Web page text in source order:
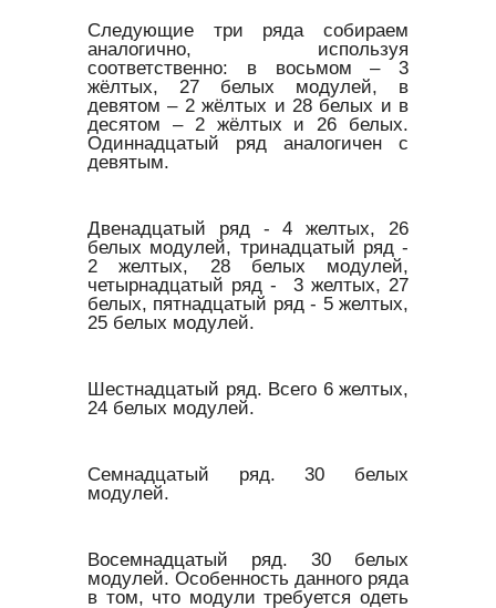
Следующие три ряда собираем
аналогично, используя
соответственно: в восьмом – 3
жёлтых, 27 белых модулей, в
девятом – 2 жёлтых и 28 белых и в
десятом – 2 жёлтых и 26 белых.
Одиннадцатый ряд аналогичен с
девятым.
Двенадцатый ряд - 4 желтых, 26
белых модулей, тринадцатый ряд -
2 желтых, 28 белых модулей,
четырнадцатый ряд - 3 желтых, 27
белых, пятнадцатый ряд - 5 желтых,
25 белых модулей.
Шестнадцатый ряд. Всего 6 желтых,
24 белых модулей.
Семнадцатый ряд. 30 белых
модулей.
Восемнадцатый ряд. 30 белых
модулей. Особенность данного ряда
в том, что модули требуется одеть